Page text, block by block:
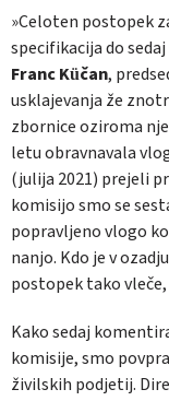
»Celoten postopek
specifikacija do
Franc Küčan,
usklajevanja že
zbornice oziroma
letu obravnavala
(julija 2021) prejeli
komisijo smo se
popravljeno vlogo
nanjo. Kdo je v
postopek tako vleče,
Kako sedaj
komisije, smo
živilskih podjetij.